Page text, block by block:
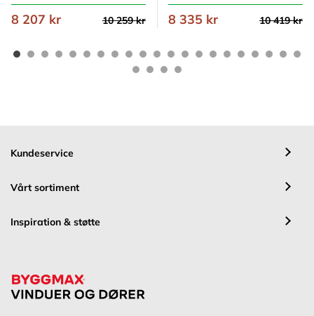
8 207 kr 10 259 kr 8 335 kr 10 419 kr
Kundeservice
Vårt sortiment
Inspiration & støtte